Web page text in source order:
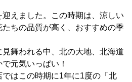
えました。この時期は、涼しい
ちの品質が高く、おすすめの季
舞われる中、北の大地、北海道
元気いっぱい！
はこの時期に1年に1度の「北